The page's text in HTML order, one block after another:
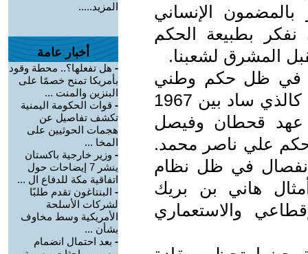
بالمضمون الإنساني
نفكر بطبيعة الحكم
المشرق لشعبنا.
في ظل حكم وطني
تقدمي ديمقراطي نموذجي لليمن كله كالذي ساد بين 1967
عهد قحطان وفيصل
حكم علي ناصر محمد.
في ظل نظام
هاني بن بريك
والاستعماري
المزيد.....
أخبار عامة
- هل تفعلها؟.. محطة وقود
بأمريكا تمنح خصمًا على
البنزين والمنت ...
- قوات الحكومة اليمنية
تكشف تفاصيل عن
هجمات الحوثيين على
المخا ...
- وزير خارجية باكستان
ينشر 7 إيضاحات حول
اتفاقية مكة للدفاع ال ...
- البنتاغون تقدم طلبًا
لشركات الأسلحة
الأمريكية وسط مخاوف
بشأن ...
- بعد احتمال انضمام